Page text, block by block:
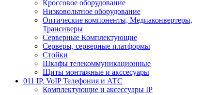
Кроссовое оборудование
Низковольтное оборудование
Оптические компоненты, Медиаконвертеры,
Трансиверы
Серверные Комплектующие
Серверы, серверные платформы
Стойки
Шкафы телекоммуникационные
Щиты монтажные и акссесуары
011 IP, VoIP Телефония и АТС
Комплектующие и аксессуары IP